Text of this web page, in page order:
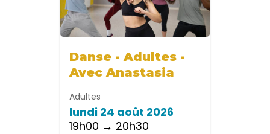
Danse - Adultes -
Avec Anastasia
Adultes
lundi 24 août 2026
19h00 → 20h30